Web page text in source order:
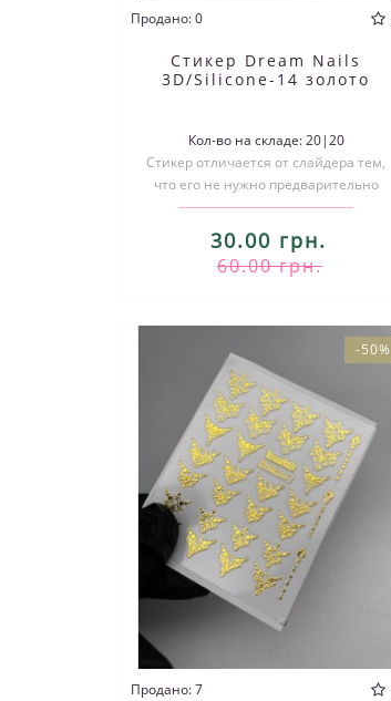
Продано: 0
Стикер Dream Nails
3D/Silicone-14 золото
Кол-во на складе: 20|20
Стикер отличается от слайдера тем,
что его не нужно предварительно
вырезать по размеру и размачивать..
30.00 грн.
60.00 грн.
-50%
Продано: 7